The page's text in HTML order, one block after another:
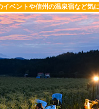
ントや信州の温泉宿など気に